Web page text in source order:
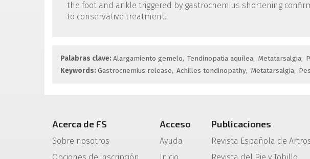
the foot and ankle triggered by gastrocnemius shortening
to conservative treatment.
Palabras clave:Alargamiento gemelo Tendinopatia aquílea Metatarsalgia
Keywords:Gastrocnemius release Achilles tendinopathy Metatarsalgia
Acerca de FS
Sobre nosotros
Acceso
Ayuda
Publicaciones
Revista Española de